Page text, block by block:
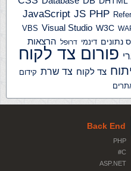
JavaScript JS PHP
VBS Visual Studio W3C
נתונים דינמי דרופל הרצאות
פורום צד לקוח
צד לקוח צד שרת קידום
Back End
PHP
C#
ASP.NET